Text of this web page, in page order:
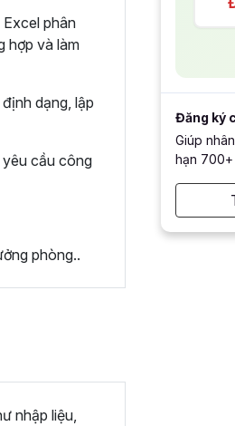
phân
hợp và làm
dạng, lập
yêu cầu công
phòng..
nhập liệu,
Đăng ký
Giúp
hạn 700+